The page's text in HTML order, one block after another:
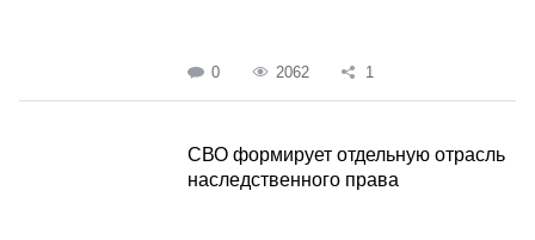
0 2062 1
СВО формирует отдельную отрасль
наследственного права